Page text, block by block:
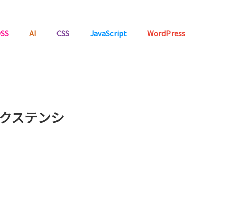
AI CSS JavaScript WordPress
ステンシ